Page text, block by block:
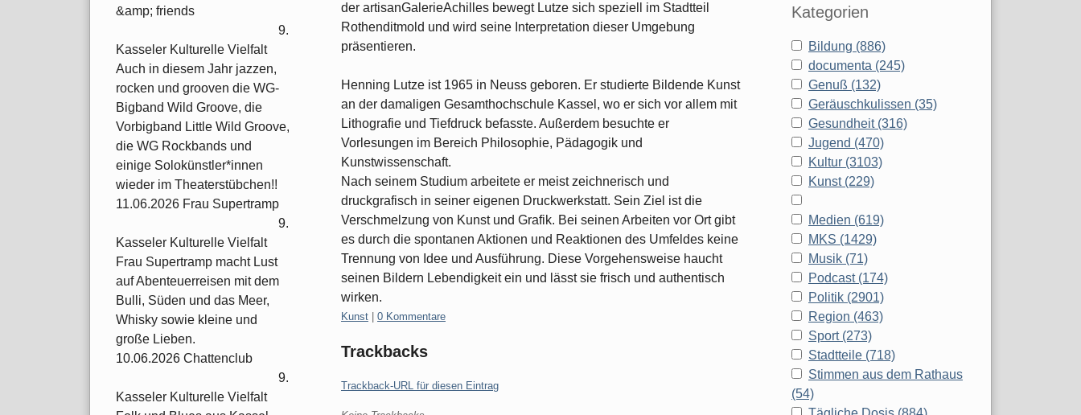
der artisanGalerieAchilles bewegt Lutze sich speziell im Stadtteil
Rothenditmold und wird seine Interpretation dieser Umgebung
präsentieren.
Henning Lutze ist 1965 in Neuss geboren. Er studierte Bildende Kunst
an der damaligen Gesamthochschule Kassel, wo er sich vor allem mit
Lithografie und Tiefdruck befasste. Außerdem besuchte er
Vorlesungen im Bereich Philosophie, Pädagogik und
Kunstwissenschaft.
Nach seinem Studium arbeitete er meist zeichnerisch und
druckgrafisch in seiner eigenen Druckwerkstatt. Sein Ziel ist die
Verschmelzung von Kunst und Grafik. Bei seinen Arbeiten vor Ort gibt
es durch die spontanen Aktionen und Reaktionen des Umfeldes keine
Trennung von Idee und Ausführung. Diese Vorgehensweise haucht
seinen Bildern Lebendigkeit ein und lässt sie frisch und authentisch
wirken.
Kategorien:
Kunst 0 Kommentare
Trackbacks
Trackback-URL für diesen Eintrag
&amp; friends
9.
Kasseler Kulturelle Vielfalt
Auch in diesem Jahr jazzen,
rocken und grooven die WG-
Bigband Wild Groove, die
Vorbigband Little Wild Groove,
die WG Rockbands und
einige Solokünstler*innen
wieder im Theaterstübchen!!
11.06.2026 Frau Supertramp
9.
Kasseler Kulturelle Vielfalt
Frau Supertramp macht Lust
auf Abenteuerreisen mit dem
Bulli, Süden und das Meer,
Whisky sowie kleine und
große Lieben.
10.06.2026 Chattenclub
9.
Kasseler Kulturelle Vielfalt
Kategorien
Bildung (886)
documenta (245)
Genuß (132)
Geräuschkulissen (35)
Gesundheit (316)
Jugend (470)
Kultur (3103)
Kunst (229)
Medien (619)
MKS (1429)
Musik (71)
Podcast (174)
Politik (2901)
Region (463)
Sport (273)
Stadtteile (718)
Stimmen aus dem Rathaus
(54)